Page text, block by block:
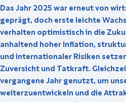
Das Jahr 2025 war erneut von
geprägt, doch erste leichte
verhalten optimistisch in die
anhaltend hoher Inflation,
und internationaler Risiken
Zuversicht und Tatkraft.
vergangene Jahr genutzt, um
weiterzuentwickeln und die